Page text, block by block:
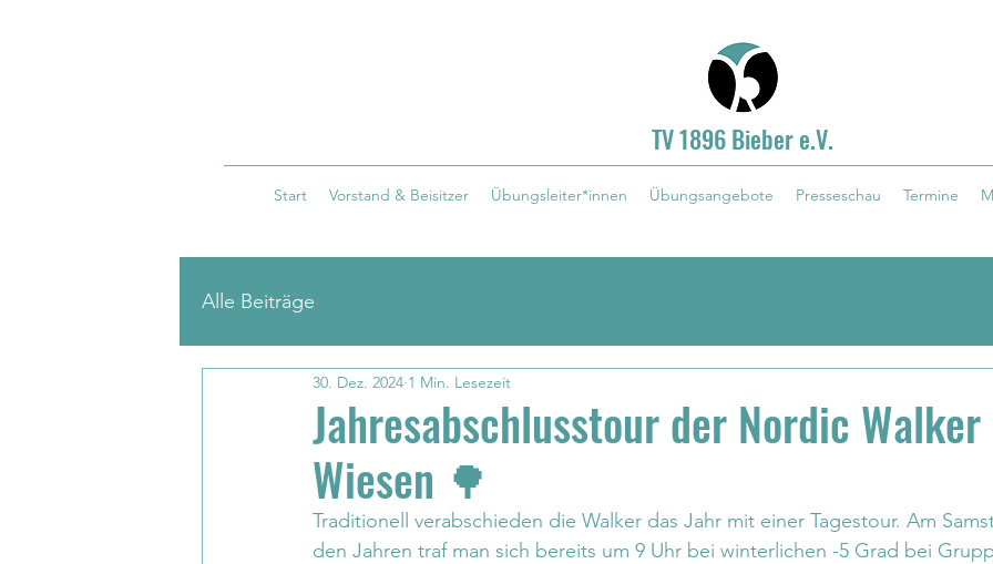
TV 1896 Bieber e.V.
Start Vorstand & Beisitzer Übungsleiter*innen Übungsangebote Presseschau Termine
Alle Beiträge
Jahresabschlusstour der Nordic
Wiesen 🌳
30. Dez. 2024 1 Min. Lesezeit
Traditionell verabschieden die Walker das Jahr mit einer Tagestour. Am
den Jahren traf man sich bereits um 9 Uhr bei winterlichen -5 Grad bei